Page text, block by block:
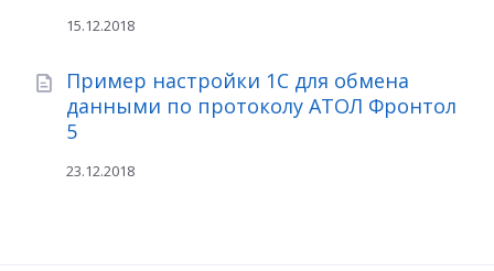
15.12.2018
Пример настройки 1С для обмена
данными по протоколу АТОЛ Фронтол
5
23.12.2018